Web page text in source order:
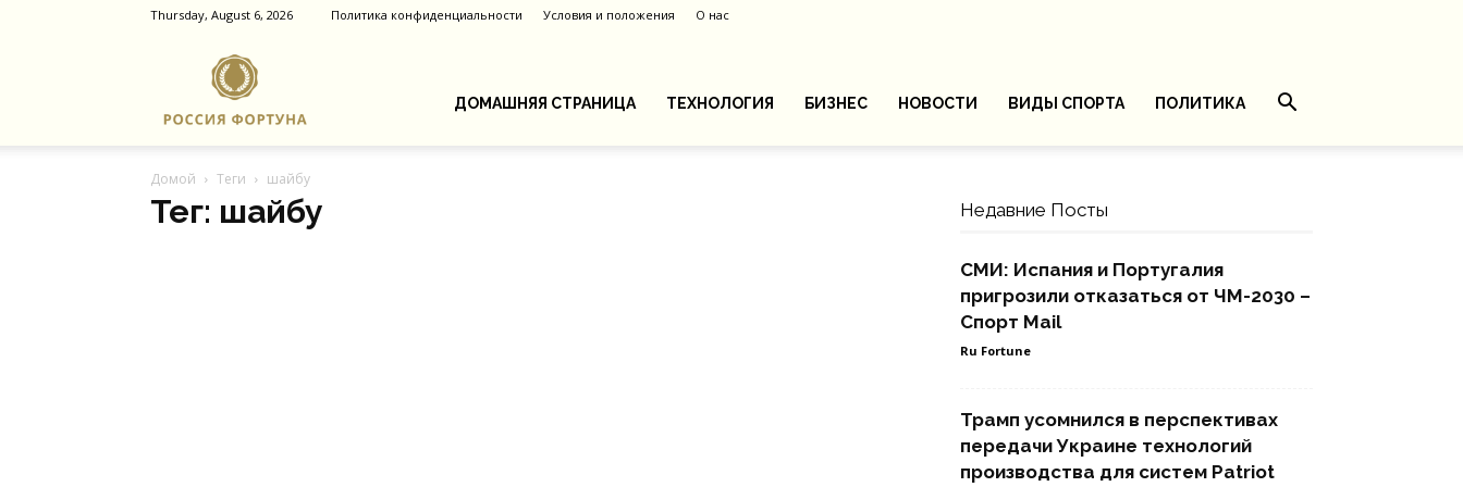
Thursday, August 6, 2026 Политика конфиденциальности Условия и положения О нас
ДОМАШНЯЯ СТРАНИЦА ТЕХНОЛОГИЯ БИЗНЕС НОВОСТИ ВИДЫ СПОРТА ПОЛИТИКА
Домой Теги шайбу
Тег: шайбу Недавние Посты
СМИ: Испания и Португалия
пригрозили отказаться от ЧМ-2030 –
Спорт Mail
Ru Fortune
Трамп усомнился в перспективах
передачи Украине технологий
производства для систем Patriot